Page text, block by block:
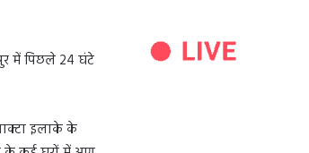
में पिछले 24 घंटे
इलाके के